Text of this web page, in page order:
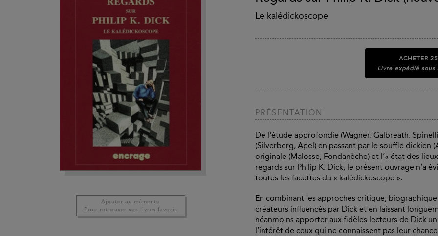
Ajouter au mémento
Pour retrouver vos livres favoris
Le kalédickoscope
ACHETER
Livre expédié sous
PRÉSENTATION
De l'étude approfondie (Wagner, Galbreath,
(Silverberg, Apel) en passant par le souffle dickien
originale (Malosse, Fondanèche) et l’« état des
regards sur Philip K. Dick, le présent ouvrage n’a
toutes les facettes du « kalédickoscope ».
En combinant les approches critique,
créateurs influencés par Dick et en laissant
néanmoins apporter aux fidèles lecteurs de Dick
l’intérêt de ceux qui ne connaissent pas leur